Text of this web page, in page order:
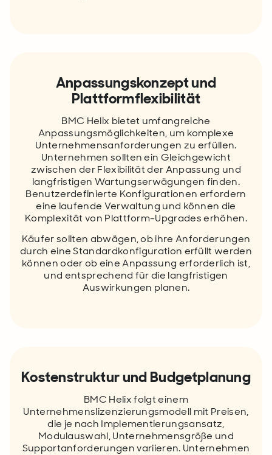
Anpassungskonzept und
Plattformflexibilität
BMC Helix bietet umfangreiche
Anpassungsmöglichkeiten, um komplexe
Unternehmensanforderungen zu erfüllen.
Unternehmen sollten ein Gleichgewicht
zwischen der Flexibilität der Anpassung und
langfristigen Wartungserwägungen finden.
Benutzerdefinierte Konfigurationen erfordern
eine laufende Verwaltung und können die
Komplexität von Plattform-Upgrades erhöhen.
Käufer sollten abwägen, ob ihre Anforderungen
durch eine Standardkonfiguration erfüllt werden
können oder ob eine Anpassung erforderlich ist,
und entsprechend für die langfristigen
Auswirkungen planen.
Kostenstruktur und Budgetplanung
BMC Helix folgt einem
Unternehmenslizenzierungsmodell mit Preisen,
die je nach Implementierungsansatz,
Modulauswahl, Unternehmensgröße und
Supportanforderungen variieren. Unternehmen